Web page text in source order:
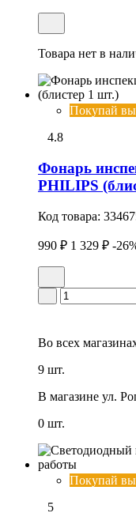
Товара нет в
Покупай
4.8
Фонарь
PHILIPS
Код товара:
990 ₽ 1 329 ₽ -
Во всех
9 шт.
В магазине ул.
0 шт.
Покупай
5